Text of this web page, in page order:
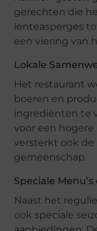
gerechten die
lenteasperges
een viering van
Lokale
Het restaurant
boeren en
ingrediënten te
voor een
versterkt ook de
gemeenschap.
Speciale
Naast het
ook speciale